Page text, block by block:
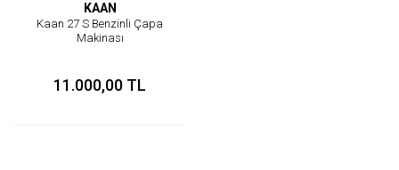
KAAN
Kaan 27 S Benzinli Çapa
Makinası
11.000,00 TL